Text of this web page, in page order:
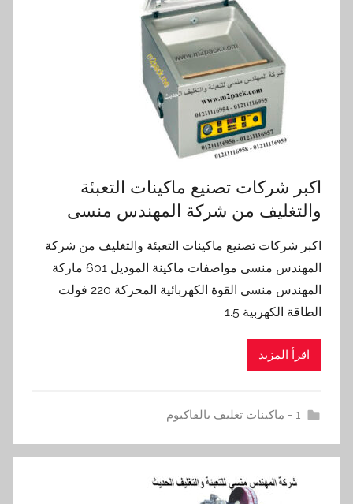
اكبر شركات تصنيع ماكينات التعبئة
والتغليف من شركة المهندس منسى
اكبر شركات تصنيع ماكينات التعبئة والتغليف من شركة
المهندس منسى مواصفات ماكينة الموديل 601 ماركة
المهندس منسى القوة الكهربائية المحركة 220 فولت
الطاقة الكهربية 1.5
اقرأ المزيد
1 - ماكينات تغليف بالفاكيوم